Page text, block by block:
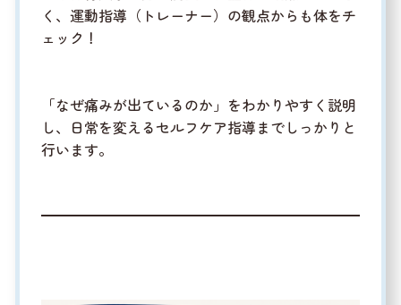
く、運動指導（トレーナー）の観点からも体をチ
ェック！
「なぜ痛みが出ているのか」をわかりやすく説明
し、日常を変えるセルフケア指導までしっかりと
行います。